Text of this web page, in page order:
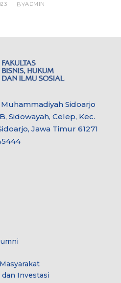
BYADMIN
Sidoarjo
Sidowayah, Celep, Kec.
Jawa Timur 61271
Investasi